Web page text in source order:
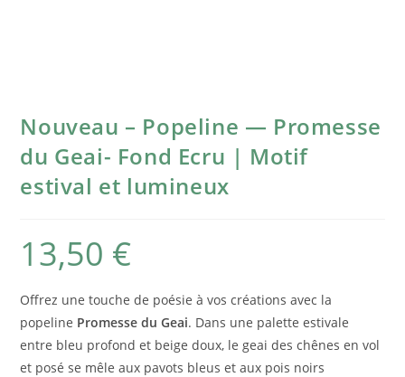
Nouveau – Popeline — Promesse
du Geai- Fond Ecru | Motif
estival et lumineux
13,50 €
Offrez une touche de poésie à vos créations avec la
popeline Promesse du Geai. Dans une palette estivale
entre bleu profond et beige doux, le geai des chênes en vol
et posé se mêle aux pavots bleus et aux pois noirs